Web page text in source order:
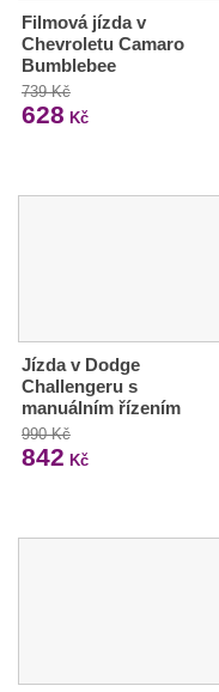
Filmová jízda v
Chevroletu Camaro
Bumblebee
739 Kč
628 Kč
Jízda v Dodge
Challengeru s
manuálním řízením
990 Kč
842 Kč